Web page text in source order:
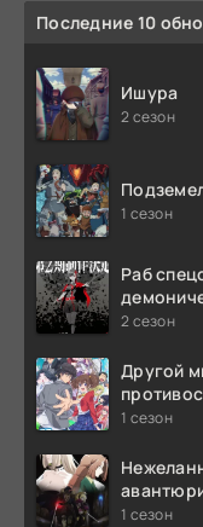
Последние 10
Ишура
2 сезон
1 сезон
Раб
2 сезон
Другой
1 сезон
1 сезон